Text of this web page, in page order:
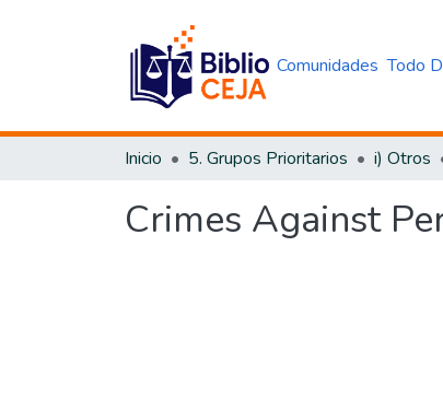
Comunidades Todo
Inicio 5. Grupos Prioritarios i) Otros
Crimes Against